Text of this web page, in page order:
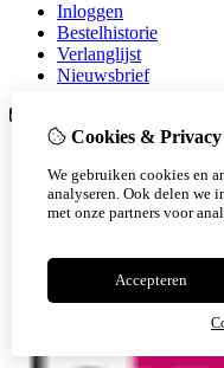
Inloggen
Bestelhistorie
Verlanglijst
Nieuwsbrief
Retourneren
Sitemap
Veelgestelde vragen
Cookies & Privacy
We gebruiken cookies en
analyseren. Ook delen we
met onze partners voor
Accepteren